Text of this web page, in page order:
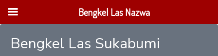
konten
Bengkel Las Sukabumi
Bengkel Las Nazwa